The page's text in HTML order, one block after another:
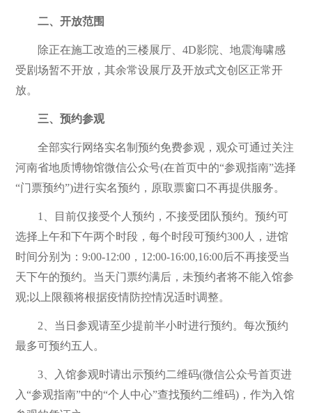
二、开放范围
除正在施工改造的三楼展厅、4D影院、地震海啸感
受剧场暂不开放，其余常设展厅及开放式文创区正常开
放。
三、预约参观
全部实行网络实名制预约免费参观，观众可通过关注
河南省地质博物馆微信公众号(在首页中的“参观指南”选择
“门票预约”)进行实名预约，原取票窗口不再提供服务。
1、目前仅接受个人预约，不接受团队预约。预约可
选择上午和下午两个时段，每个时段可预约300人，进馆
时间分别为：9:00-12:00，12:00-16:00,16:00后不再接受当
天下午的预约。当天门票约满后，未预约者将不能入馆参
观;以上限额将根据疫情防控情况适时调整。
2、当日参观请至少提前半小时进行预约。每次预约
最多可预约五人。
3、入馆参观时请出示预约二维码(微信公众号首页进
入“参观指南”中的“个人中心”查找预约二维码)，作为入馆